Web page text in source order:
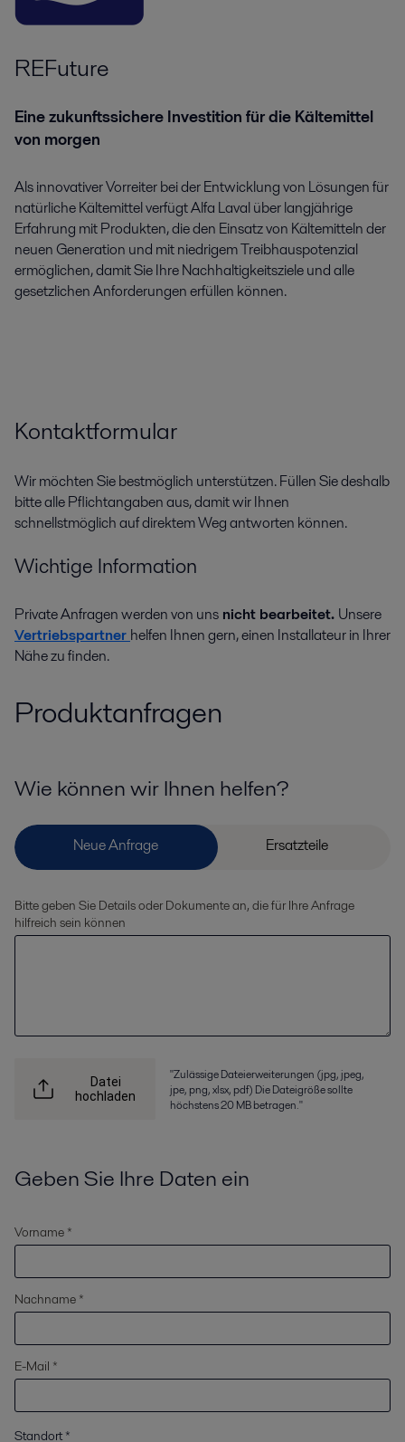
REFuture
Eine zukunftssichere Investition für die Kältemittel
von morgen
Als innovativer Vorreiter bei der Entwicklung von Lösungen für
natürliche Kältemittel verfügt Alfa Laval über langjährige
Erfahrung mit Produkten, die den Einsatz von Kältemitteln der
neuen Generation und mit niedrigem Treibhauspotenzial
ermöglichen, damit Sie Ihre Nachhaltigkeitsziele und alle
gesetzlichen Anforderungen erfüllen können.
Kontaktformular
Wir möchten Sie bestmöglich unterstützen. Füllen Sie deshalb
bitte alle Pflichtangaben aus, damit wir Ihnen
schnellstmöglich auf direktem Weg antworten können.
Wichtige Information
Private Anfragen werden von uns nicht bearbeitet. Unsere
Vertriebspartner helfen Ihnen gern, einen Installateur in Ihrer
Nähe zu finden.
Produktanfragen
Wie können wir Ihnen helfen?
Bitte geben Sie Details oder Dokumente an, die für Ihre Anfrage
hilfreich sein können
Datei
hochladen
"Zulässige Dateierweiterungen (jpg, jpeg,
jpe, png, xlsx, pdf) Die Dateigröße sollte
höchstens 20 MB betragen."
Geben Sie Ihre Daten ein
Vorname *
Nachname *
E-Mail *
Standort*